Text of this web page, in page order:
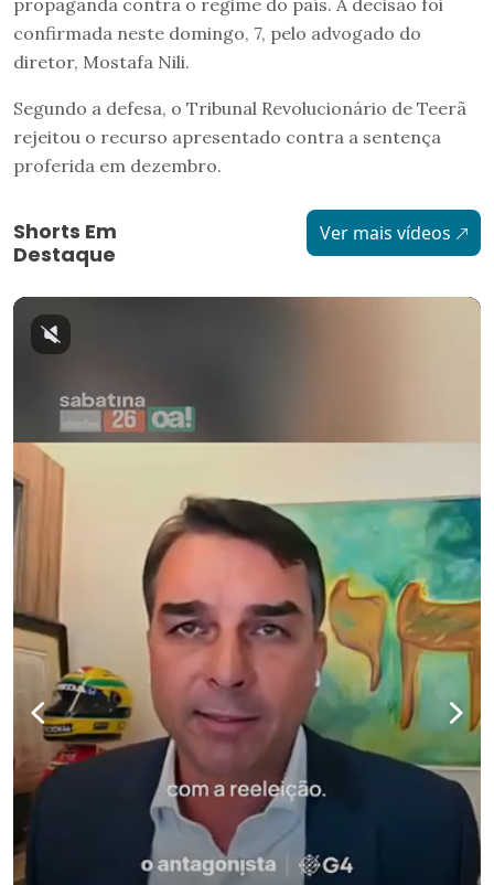
confirmada neste domingo, 7, pelo advogado do
diretor, Mostafa Nili.
Segundo a defesa, o Tribunal Revolucionário de Teerã
rejeitou o recurso apresentado contra a sentença
proferida em dezembro.
Shorts Em
Destaque
Ver mais vídeos